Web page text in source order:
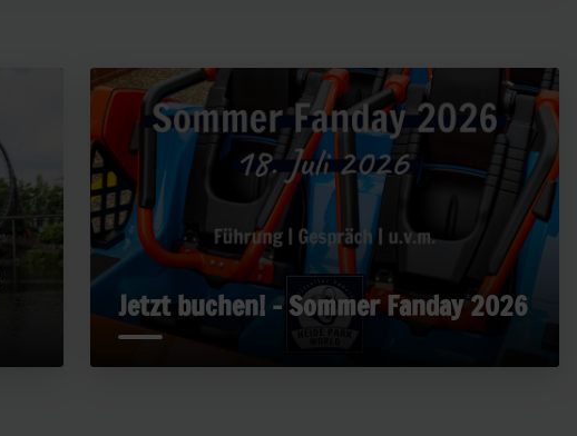
Jetzt buchen! - Sommer Fanday 2026